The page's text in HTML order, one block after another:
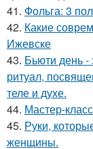
41. Фольга: 3
42. Какие
Ижевске
43. Бьюти день -
ритуал,
теле и духе.
44. Мастер-
45. Руки,
женщины.